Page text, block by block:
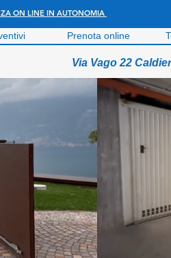
ON LINE IN AUTONOMIA
Prenota online
Via Vago 22